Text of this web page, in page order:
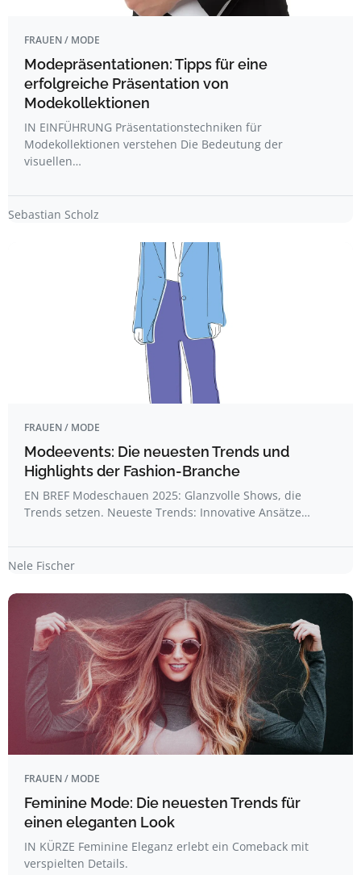
FRAUEN / MODE
Modepräsentationen: Tipps für eine
erfolgreiche Präsentation von
Modekollektionen
IN EINFÜHRUNG Präsentationstechniken für
Modekollektionen verstehen Die Bedeutung der
visuellen…
Sebastian Scholz
FRAUEN / MODE
Modeevents: Die neuesten Trends und
Highlights der Fashion-Branche
EN BREF Modeschauen 2025: Glanzvolle Shows, die
Trends setzen. Neueste Trends: Innovative Ansätze…
Nele Fischer
FRAUEN / MODE
Feminine Mode: Die neuesten Trends für
einen eleganten Look
IN KÜRZE Feminine Eleganz erlebt ein Comeback mit
verspielten Details.